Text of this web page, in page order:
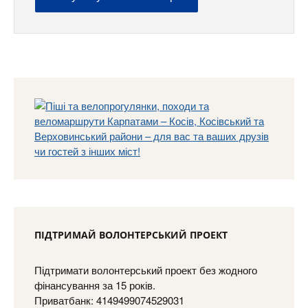
ПІДТРИМАЙ ВОЛОНТЕРСЬКИЙ ПРОЕКТ
Підтримати волонтерський проект без жодного
фінансування за 15 років.
Приватбанк: 4149499074529031